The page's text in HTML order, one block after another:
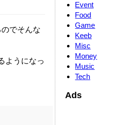
でそんな
ようになっ
Event
Food
Game
Keeb
Misc
Money
Music
Tech
Ads